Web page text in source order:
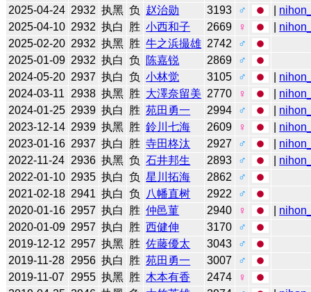
2025-04-24 2932 执黑 负 赵治勋 3193 ♂
2025-04-10 2932 执白 胜 小西和子 2669 ♀
2025-02-20 2932 执黑 胜 牛之浜撮雄 2742
♂
2025-01-09 2932 执白 负 陈嘉锐 2869
♂
2024-05-20 2937 执白 负 小林觉 3105 ♂
2024-03-11
2938 执黑 胜 大澤奈留美 2770 ♀
2024-01-25 2939 执白 胜 苑田勇一 2994 ♂
2023-12-14 2939 执黑 胜 鈴川七海 2609 ♀
2023-01-16 2937 执白 胜 寺田柊汰 2927 ♂
2022-11-24 2936 执黑 负 石井邦生 2893 ♂
2022-01-10 2935 执白 负 星川拓海 2862
♂
2021-02-18 2941 执白 负 八幡直树 2922
♂
2020-01-16 2957 执白 胜 仲邑菫 2940 ♀
2020-01-09 2957 执白 胜 西健伸 3170
♂
2019-12-12 2957 执黑 胜 佐藤優太 3043
♂
2019-11-28 2956 执白 胜 苑田勇一 3007
♂
2019-11-07
2955 执黑 胜 木本有香 2474
♀